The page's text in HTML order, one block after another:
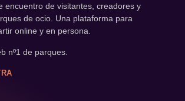
encuentro de visitantes, creadores y
de ocio. Una plataforma para
online y en persona.
nº1 de parques.